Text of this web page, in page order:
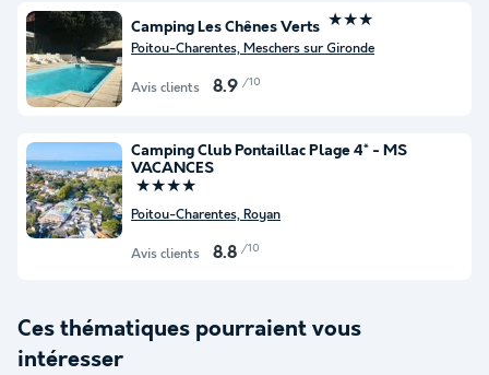
Camping Les Chênes Verts ★★★
Poitou-Charentes, Meschers sur Gironde
Avis clients 8.9 /10
Camping Club Pontaillac Plage 4* - MS
VACANCES
★★★★
Poitou-Charentes, Royan
Avis clients 8.8 /10
Ces thématiques pourraient vous
intéresser